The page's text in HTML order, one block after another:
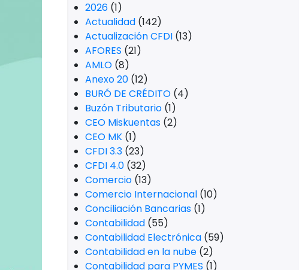
2026 (1)
Actualidad (142)
Actualización CFDI (13)
AFORES (21)
AMLO (8)
Anexo 20 (12)
BURÓ DE CRÉDITO (4)
Buzón Tributario (1)
CEO Miskuentas (2)
CEO MK (1)
CFDI 3.3 (23)
CFDI 4.0 (32)
Comercio (13)
Comercio Internacional (10)
Conciliación Bancarias (1)
Contabilidad (55)
Contabilidad Electrónica (59)
Contabilidad en la nube (2)
Contabilidad para PYMES (1)